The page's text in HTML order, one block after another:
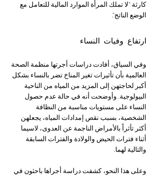
كارثة "لا تملك المرأة الموارد المالية للتعامل مع
الوضع الناتج".
ارتفاع وفيات النساء
وفي السياق، أفادت دراسات أجرتها منظمة الصحة
العالمية بأن تأثيرات تغير المناخ تضر بالنساء بشكل
أكبر لحاجتهن إلى المزيد من المياه من الناحية
البيولوجية. وأوضحت أنه في حالة عدم حصول
النساء على مستويات مناسبة من النظافة
الشخصية، بسبب نقص إمدادات المياه، يجعلهن
أكثر تأثراً بالأمراض الناجمة عن العدوى، لاسيما
أثناء فترات الحيض والولادة والفترات السابقة
والتالية لهما.
وعلى هذا النحو، كشفت دراسة أجراها باحثون في